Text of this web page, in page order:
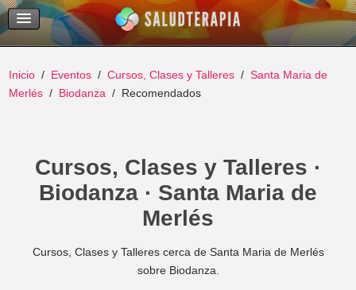
Temas Recientes
Buscar
Inicio Eventos Cursos, Clases y Talleres
Santa Maria de
Merlés
Biodanza Recomendados
Cursos, Clases y Talleres ·
Biodanza · Santa Maria de
Merlés
Cursos, Clases y Talleres cerca de Santa Maria de Merlés
sobre Biodanza.